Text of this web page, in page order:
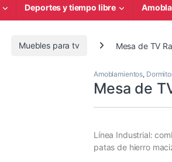
Deportes y tiempo libre
Muebles para tv Mesa de TV
Amoblamientos,
Mesa de
Línea Industrial:
patas de hierro